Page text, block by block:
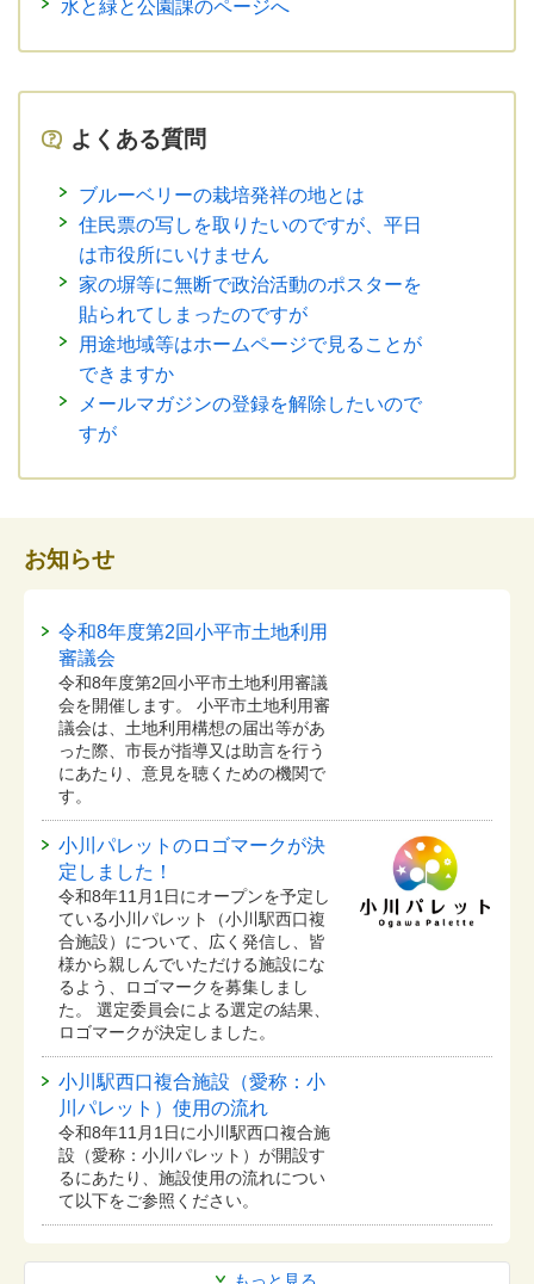
水と緑と公園課のページへ
よくある質問
ブルーベリーの栽培発祥の地とは
住民票の写しを取りたいのですが、平日
は市役所にいけません
家の塀等に無断で政治活動のポスターを
貼られてしまったのですが
用途地域等はホームページで見ることが
できますか
メールマガジンの登録を解除したいので
すが
お知らせ
もっと見る
令和8年度第2回小平市土地利用
審議会
令和8年度第2回小平市土地利用審議
会を開催します。 小平市土地利用審
議会は、土地利用構想の届出等があ
った際、市長が指導又は助言を行う
にあたり、意見を聴くための機関で
す。
小川パレットのロゴマークが決
定しました！
令和8年11月1日にオープンを予定し
ている⼩川パレット（小川駅西口複
合施設）について、広く発信し、皆
様から親しんでいただける施設にな
るよう、ロゴマークを募集しまし
た。 選定委員会による選定の結果、
ロゴマークが決定しました。
小川駅西口複合施設（愛称：小
川パレット）使用の流れ
令和8年11月1日に小川駅西口複合施
設（愛称：小川パレット）が開設す
るにあたり、施設使用の流れについ
て以下をご参照ください。